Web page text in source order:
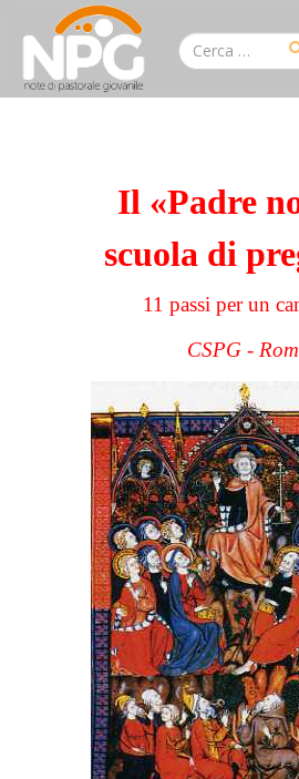
Il «Padre
scuola di
11 passi per un
CSPG -